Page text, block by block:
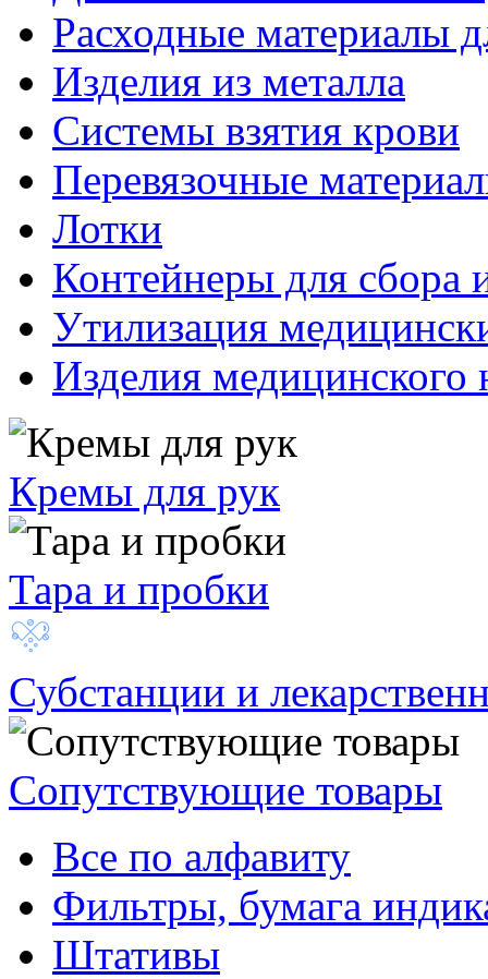
Расходные материалы
Изделия из металла
Системы взятия крови
Перевязочные
Лотки
Контейнеры для сбора
Утилизация
Изделия медицинского
Кремы для рук
Тара и пробки
Субстанции и
Сопутствующие товары
Все по алфавиту
Фильтры, бумага
Штативы